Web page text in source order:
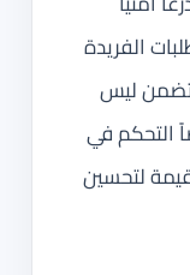
الفريدة
تضمن ليس
التحكم في
لتحسين